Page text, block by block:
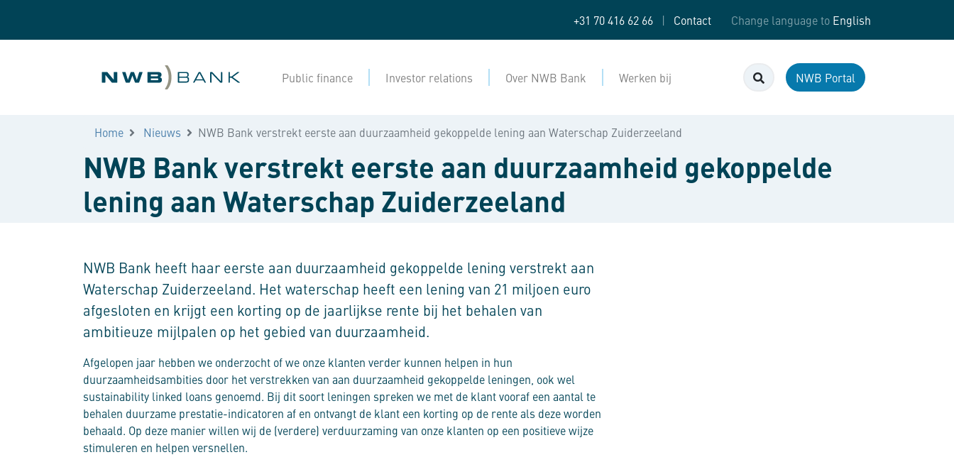
+31 70 416 62 66 | Contact Change language to English
ZoekenNWB Portal
Public finance Investor relations Over NWB Bank Werken bij
Home Nieuws NWB Bank verstrekt eerste aan duurzaamheid gekoppelde lening aan Waterschap Zuiderzeeland
NWB Bank verstrekt eerste aan duurzaamheid gekoppelde
lening aan Waterschap Zuiderzeeland
NWB Bank heeft haar eerste aan duurzaamheid gekoppelde lening verstrekt aan
Waterschap Zuiderzeeland. Het waterschap heeft een lening van 21 miljoen euro
afgesloten en krijgt een korting op de jaarlijkse rente bij het behalen van
ambitieuze mijlpalen op het gebied van duurzaamheid.
Afgelopen jaar hebben we onderzocht of we onze klanten verder kunnen helpen in hun
duurzaamheidsambities door het verstrekken van aan duurzaamheid gekoppelde leningen, ook wel
sustainability linked loans genoemd. Bij dit soort leningen spreken we met de klant vooraf een aantal te
behalen duurzame prestatie-indicatoren af en ontvangt de klant een korting op de rente als deze worden
behaald. Op deze manier willen wij de (verdere) verduurzaming van onze klanten op een positieve wijze
stimuleren en helpen versnellen.